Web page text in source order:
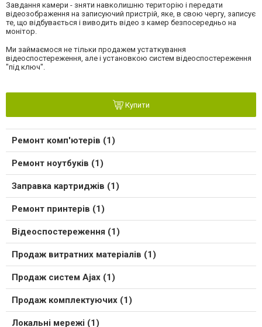
Завдання камери - зняти навколишню територію і передати
відеозображення на записуючий пристрій, яке, в свою чергу, записує
те, що відбувається і виводить відео з камер безпосередньо на
монітор.
Ми займаємося не тільки продажем устаткування
відеоспостереження, але і установкою систем відеоспостереження
"під ключ".
Купити
Ремонт комп'ютерів (1)
Ремонт ноутбуків (1)
Заправка картриджів (1)
Ремонт принтерів (1)
Відеоспостереження (1)
Продаж витратних матеріалів (1)
Продаж систем Ajax (1)
Продаж комплектуючих (1)
Локальні мережі (1)